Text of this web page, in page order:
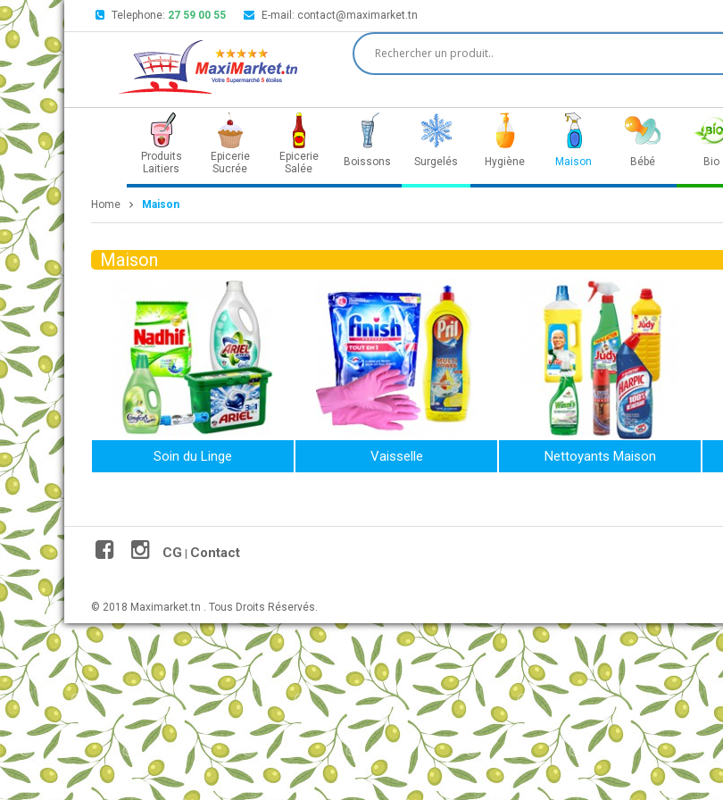
Telephone: 27 59 00 55 E-mail: contact@maximarket.tn
Produits
Laitiers
Epicerie
Sucrée
Epicerie
Salée
Boissons Surgelés Hygiène Maison Bébé Bio
Home Maison
Maison
Soin du Linge Vaisselle Nettoyants Maison
CG Contact
© 2018 Maximarket.tn . Tous Droits Réservés.